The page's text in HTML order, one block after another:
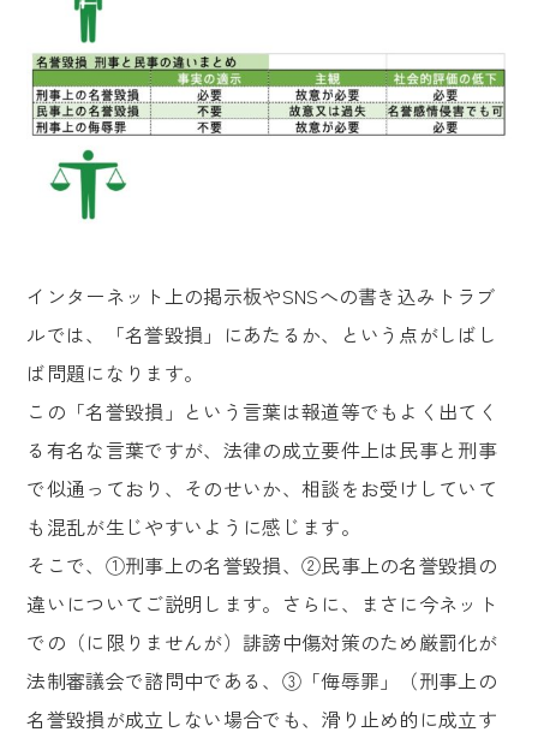
インターネット上の掲示板やSNSへの書き込みトラブ
ルでは、「名誉毀損」にあたるか、という点がしばし
ば問題になります。
この「名誉毀損」という言葉は報道等でもよく出てく
る有名な言葉ですが、法律の成立要件上は民事と刑事
で似通っており、そのせいか、相談をお受けしていて
も混乱が生じやすいように感じます。
そこで、①刑事上の名誉毀損、②民事上の名誉毀損の
違いについてご説明します。さらに、まさに今ネット
での（に限りませんが）誹謗中傷対策のため厳罰化が
法制審議会で諮問中である、③「侮辱罪」（刑事上の
名誉毀損が成立しない場合でも、滑り止め的に成立す